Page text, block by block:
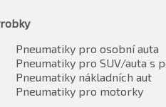
Pneumatiky pro osobní auta
Pneumatiky pro SUV/auta s
Pneumatiky nákladních aut
Pneumatiky pro motorky